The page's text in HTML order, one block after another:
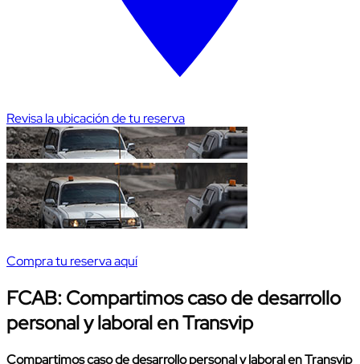
Revisa la ubicación de tu reserva
Compra tu reserva aquí
FCAB: Compartimos caso de desarrollo
personal y laboral en Transvip
Compartimos caso de desarrollo personal y laboral en Transvip